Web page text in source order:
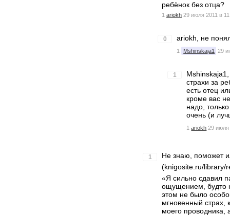
ребёнок без отца?
1 ariokh 29 июля 2011 в
0 ariokh, не
1 Mshinskaja1 29
1
Mshinskaja1,
страхи за
есть отец
кроме вас
надо,
очень (и
1 ariokh 29 июля
1
Не знаю, поможет
(knigosite.ru/library/
«Я сильно сдавил
ощущением, будто
этом не было
мгновенный страх,
моего проводника,